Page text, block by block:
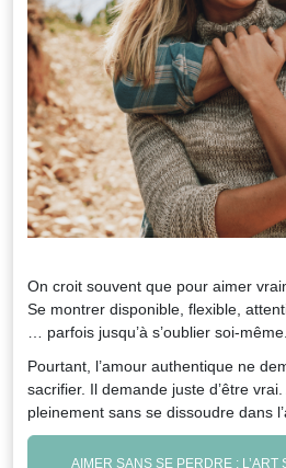
On croit souvent que pour aimer
Se montrer disponible, flexible,
… parfois jusqu’à s’oublier soi-même.
Pourtant, l’amour authentique ne
sacrifier. Il demande juste d’être
pleinement sans se dissoudre dans
AIMER SANS SE PERDRE : L’ART